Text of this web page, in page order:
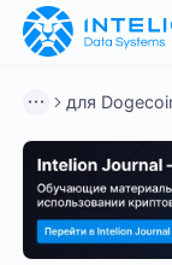
для
Фильтры
Готовый бизнес
Контейнеры